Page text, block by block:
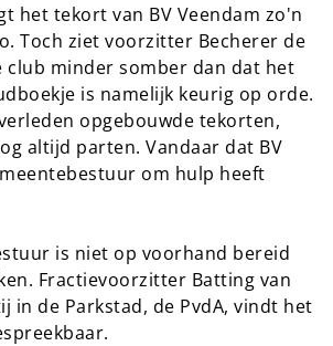
het tekort van BV Veendam zo'n
Toch ziet voorzitter Becherer de
club minder somber dan dat het
is namelijk keurig op orde.
opgebouwde tekorten,
altijd parten. Vandaar dat BV
om hulp heeft
is niet op voorhand bereid
Fractievoorzitter Batting van
in de Parkstad, de PvdA, vindt het